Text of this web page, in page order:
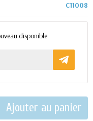
C11008
disponible
Ajouter au panier